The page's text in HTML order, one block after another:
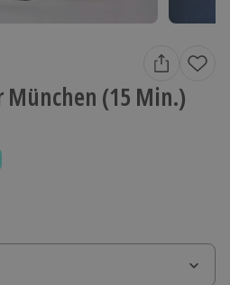
(15 Min.)